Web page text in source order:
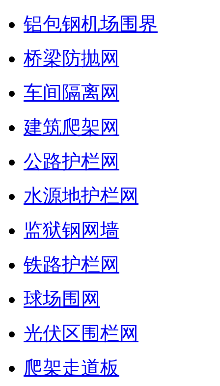
铝包钢机场围界
桥梁防抛网
车间隔离网
建筑爬架网
公路护栏网
水源地护栏网
监狱钢网墙
铁路护栏网
球场围网
光伏区围栏网
爬架走道板